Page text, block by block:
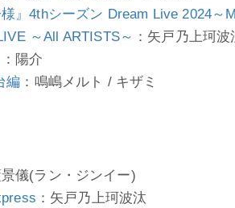
』4thシーズン Dream Live 2024～
～All ARTISTS～ ：矢戸乃上珂波
：陽介
編 ：鳴嶋メルト / キザミ
景儀(ラン・ジンイー)
：矢戸乃上珂波汰